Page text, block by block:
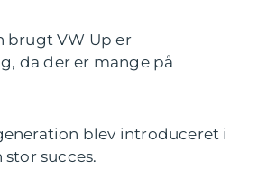
brugt VW Up er
da der er mange på
blev introduceret i
stor succes.